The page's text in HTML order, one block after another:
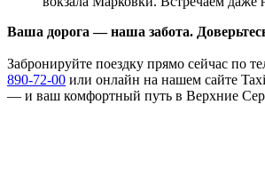
Ваша дорога — наша забота.
Забронируйте поездку прямо сейчас по
890-72-00 или онлайн на нашем сайте
— и ваш комфортный путь в Верхние